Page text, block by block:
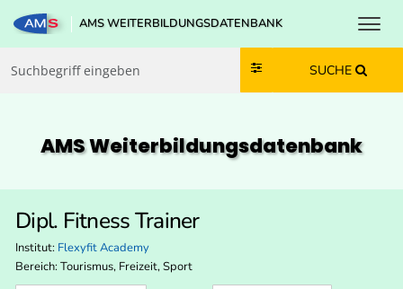
Zum Inhalt springen
Zum Navmenü springen
Zur Suche springen
Zur Footer springen
AMS WEITERBILDUNGSDATENBANK
SUCHE
AMS Weiterbildungs­datenbank
Dipl. Fitness Trainer
Institut: Flexyfit Academy
Bereich: Tourismus, Freizeit, Sport